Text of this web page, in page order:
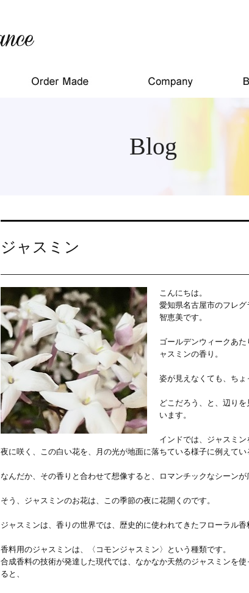
Blog
ジャスミン
こんにちは。
愛知県名古屋市のフレ
智恵美です。
ゴールデンウィークあ
ャスミンの香り。
姿が見えなくても、ちょ
どこだろう、と、辺り
います。
インドでは、ジャスミン
夜に咲く、この白い花を、月の光が地面に落ちている様子に例えてい
なんだか、その香りと合わせて想像すると、ロマンチックなシーンが
そう、ジャスミンのお花は、この季節の夜に花開くのです。
ジャスミンは、香りの世界では、歴史的に使われてきたフローラル香
香料用のジャスミンは、〈コモンジャスミン〉という種類です。
合成香料の技術が発達した現代では、なかなか天然のジャスミンを
ると、